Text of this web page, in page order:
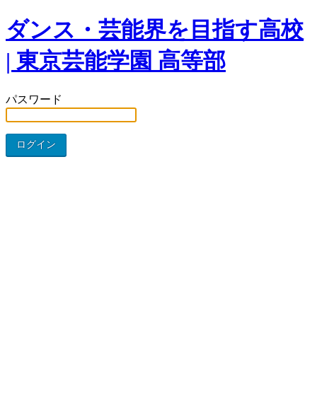
ダンス・芸能界を目指す高校
| 東京芸能学園 高等部
パスワード